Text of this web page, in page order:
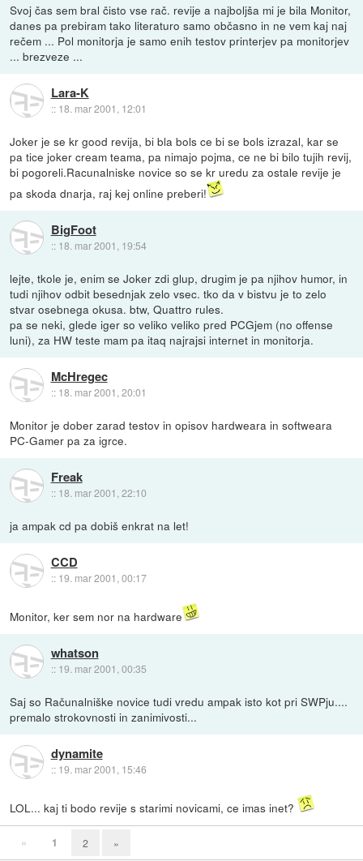
Svoj čas sem bral čisto vse rač. revije a najboljša mi je bila Monitor,
danes pa prebiram tako literaturo samo občasno in ne vem kaj naj
rečem ... Pol monitorja je samo enih testov printerjev pa monitorjev
... brezveze ...
Lara-K
:: 18. mar 2001, 12:01
Joker je se kr good revija, bi bla bols ce bi se bols izrazal, kar se
pa tice joker cream teama, pa nimajo pojma, ce ne bi bilo tujih revij,
bi pogoreli.Racunalniske novice so se kr uredu za ostale revije je
pa skoda dnarja, raj kej online preberi!
BigFoot
:: 18. mar 2001, 19:54
lejte, tkole je, enim se Joker zdi glup, drugim je pa njihov humor, in
tudi njihov odbit besednjak zelo vsec. tko da v bistvu je to zelo
stvar osebnega okusa. btw, Quattro rules.
pa se neki, glede iger so veliko veliko pred PCGjem (no offense
luni), za HW teste mam pa itaq najrajsi internet in monitorja.
McHregec
:: 18. mar 2001, 20:01
Monitor je dober zarad testov in opisov hardweara in softweara
PC-Gamer pa za igrce.
Freak
:: 18. mar 2001, 22:10
ja ampak cd pa dobiš enkrat na let!
CCD
:: 19. mar 2001, 00:17
Monitor, ker sem nor na hardware
whatson
:: 19. mar 2001, 00:35
Saj so Računalniške novice tudi vredu ampak isto kot pri SWPju....
premalo strokovnosti in zanimivosti...
dynamite
:: 19. mar 2001, 15:46
LOL... kaj ti bodo revije s starimi novicami, ce imas inet?
« 1 2 »